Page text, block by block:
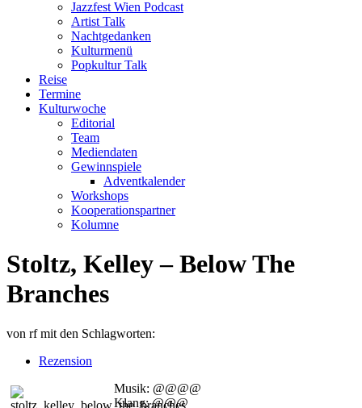
Jazzfest Wien Podcast
Artist Talk
Nachtgedanken
Kulturmenü
Popkultur Talk
Reise
Termine
Kulturwoche
Editorial
Team
Mediendaten
Gewinnspiele
Adventkalender
Workshops
Kooperationspartner
Kolumne
Stoltz, Kelley – Below The
Branches
von rf mit den Schlagworten:
Rezension
Musik: @@@@
Klang: @@@